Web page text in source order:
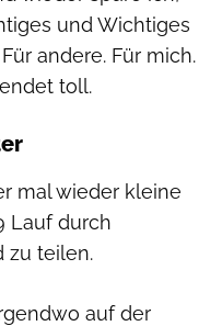
und Wichtiges
andere. Für mich.
toll.
mal wieder kleine
Lauf durch
zu teilen.
auf der